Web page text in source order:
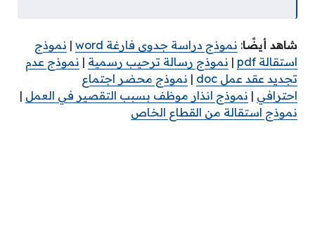
شاهد أيضًا: نموذج دراسة جدوى فارغة word | نموذج
استقالة pdf
| نموذج رسالة ترحيب رسمية | نموذج عدم
تجديد عقد عمل doc
| نموذج محضر اجتماع
احترافي | نموذج انذار موظف بسبب التقصير في العمل |
نموذج استقالة من القطاع الخاص